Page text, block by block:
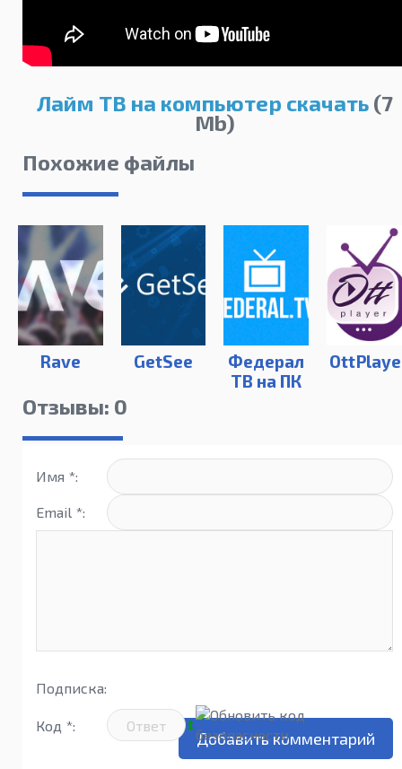
Лайм ТВ на компьютер скачать(7
Mb)
Похожие файлы
Rave GetSee
Федерал
ТВ на ПК
Отзывы: 0
Имя *:
Email *:
Подписка:
Код *: